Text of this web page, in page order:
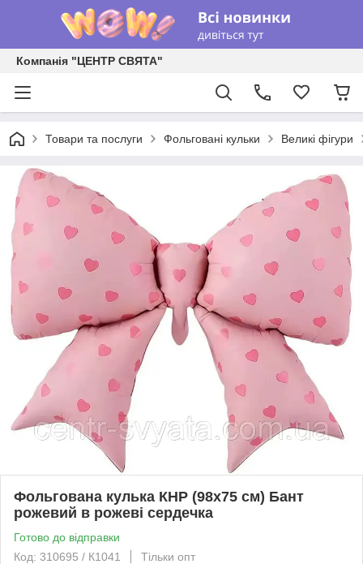
Компанія "ЦЕНТР СВЯТА"
Товари та послуги Фольговані кульки Великі фігури
Фольгована кулька КНР (98х75 см) Бант
рожевий в рожеві сердечка
Готово до відправки
Код: 310695 / К1041
Тільки опт